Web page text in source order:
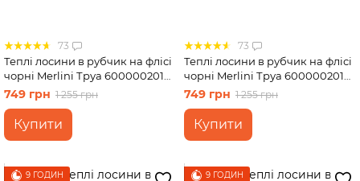
73
Теплі лосини в рубчик на флісі
чорні Merlini Труа 600000201
розмір 42-44
749 грн 1 255 грн
Купити
73
Теплі лосини в рубчик на флісі
чорні Merlini Труа 600000201
розмір 46-48
749 грн 1 255 грн
Купити
9 ГОДИН 9 ГОДИН